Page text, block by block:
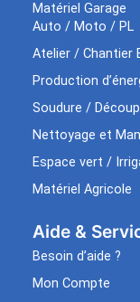
Matériel Garage
Auto / Moto / PL
Atelier / Chantier
Production
Soudure /
Nettoyage et
Espace vert /
Matériel Agricole
Aide &
Besoin d’aide ?
Mon Compte